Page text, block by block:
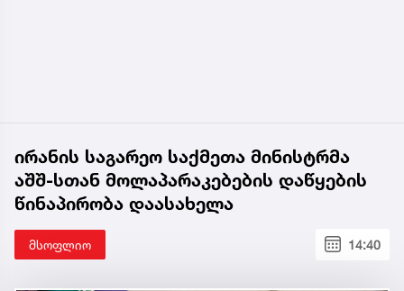
ირანის საგარეო საქმეთა მინისტრმა
აშშ-სთან მოლაპარაკებების დაწყების
წინაპირობა დაასახელა
მსოფლიო 14:40